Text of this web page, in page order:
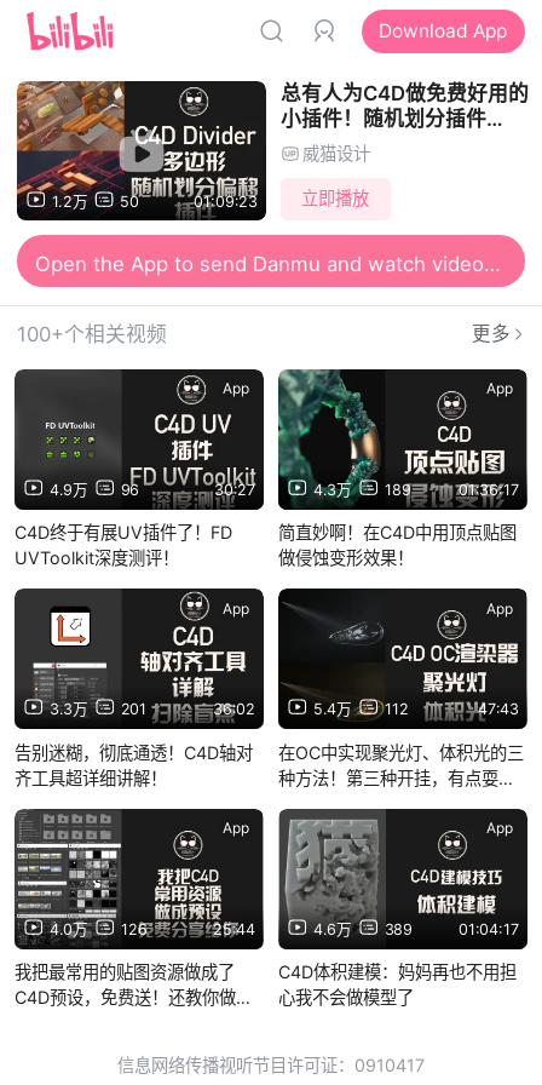
Download App
1.2万 50 01:09:23
总有人为C4D做免费好用的
小插件！随机划分插件
Divider教程上线！
威猫设计
立即播放
100+个相关视频 更多
4.9万 96 30:27
App
C4D终于有展UV插件了！FD
UVToolkit深度测评！
4.3万 189 01:36:17
App
简直妙啊！在C4D中用顶点贴图
做侵蚀变形效果！
3.3万 201 36:02
App
告别迷糊，彻底通透！C4D轴对
齐工具超详细讲解！
5.4万 112 47:43
App
在OC中实现聚光灯、体积光的三
种方法！第三种开挂，有点耍
4.0万 126 25:44
App
我把最常用的贴图资源做成了
C4D预设，免费送！还教你做预
4.6万 389 01:04:17
App
C4D体积建模：妈妈再也不用担
心我不会做模型了
信息网络传播视听节目许可证：0910417